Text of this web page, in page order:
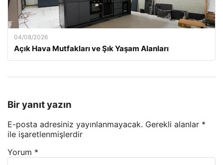
04/08/2026
Açık Hava Mutfakları ve Şık Yaşam Alanları
Bir yanıt yazın
E-posta adresiniz yayınlanmayacak. Gerekli alanlar *
ile işaretlenmişlerdir
Yorum *